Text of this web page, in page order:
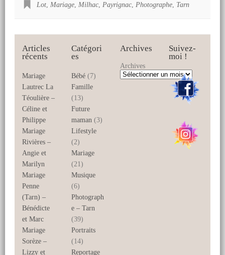
Lot,Mariage,Milhac,Payrignac,Photographe, Tarn
Articles
récents
Mariage
Lautrec La
Téoulière –
Céline et
Philippe
Mariage
Rivières –
Angie et
Marilyn
Mariage
Penne
(Tarn) –
Bénédicte
et Marc
Mariage
Sorèze –
Lizzy et
Catégori
es
Bébé(7)
Famille
(13)
Future
maman(3)
Lifestyle
(2)
Mariage
(21)
Musique
(6)
Photograph
e – Tarn
(39)
Portraits
(14)
Reportage
Archives
Archives
Suivez-
moi !